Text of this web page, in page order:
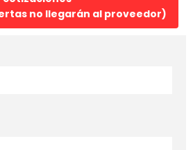
no llegarán al proveedor)